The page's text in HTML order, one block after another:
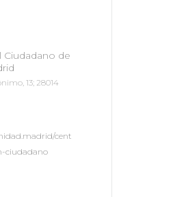
Ciudadano de
13; 28014
cent
ciudadano